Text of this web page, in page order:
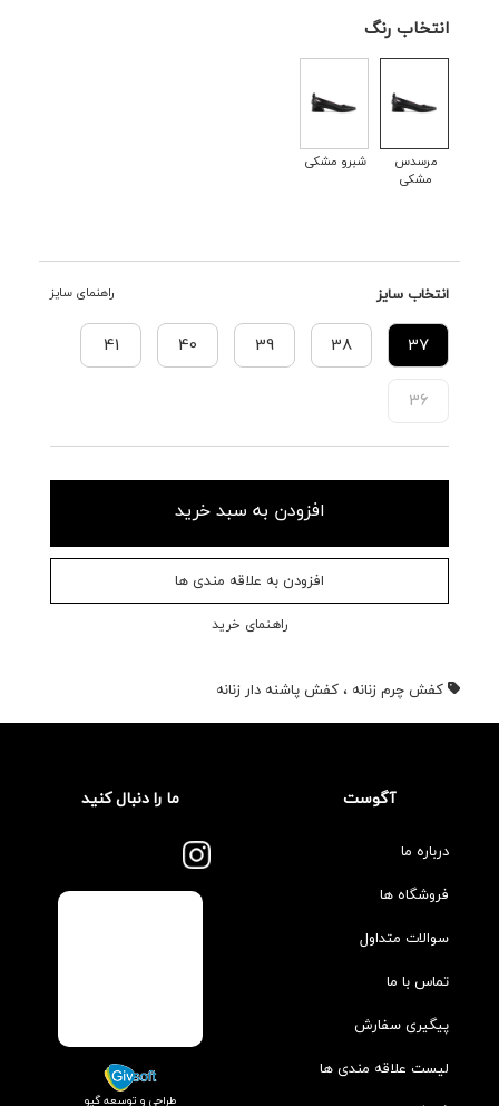
انتخاب رنگ
مرسدس
مشکی
شبرو مشکی
انتخاب سایز راهنمای سایز
37
38
39
40
41
36
افزودن به سبد خرید
افزودن به علاقه مندی ها
راهنمای خرید
کفش چرم زنانه ، کفش پاشنه دار زنانه
آگوست
درباره ما
فروشگاه ها
سوالات متداول
تماس با ما
پیگیری سفارش
لیست علاقه مندی ها
ما را دنبال کنید
طراحی و توسعه گیو